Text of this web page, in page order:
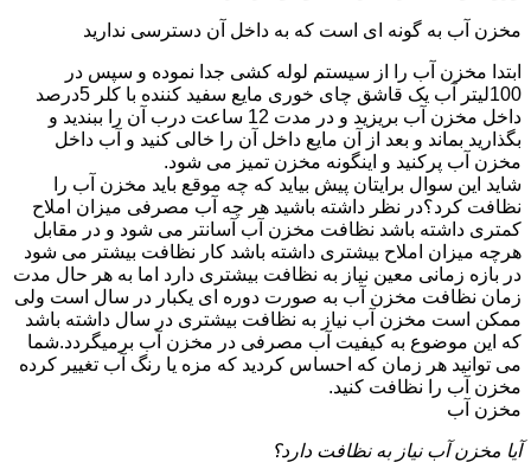
مخزن آب به گونه ای است که به داخل آن دسترسی ندارید
ابتدا مخزن آب را از سیستم لوله کشی جدا نموده و سپس در
100لیتر آب یک قاشق چای خوری مایع سفید کننده با کلر 5درصد
داخل مخزن آب بریزید و در مدت 12 ساعت درب آن را ببندید و
بگذارید بماند و بعد از آن مایع داخل آن را خالی کنید و آب داخل
مخزن آب پرکنید و اینگونه مخزن تمیز می شود.
شاید این سوال برایتان پیش بیاید که چه موقع باید مخزن آب را
نظافت کرد؟در نظر داشته باشید هر چه آب مصرفی میزان املاح
کمتری داشته باشد نظافت مخزن آب آسانتر می شود و در مقابل
هرچه میزان املاح بیشتری داشته باشد کار نظافت بیشتر می شود
در بازه زمانی معین نیاز به نظافت بیشتری دارد اما به هر حال مدت
زمان نظافت مخزن آب به صورت دوره ای یکبار در سال است ولی
ممکن است مخزن آب نیاز به نظافت بیشتری در سال داشته باشد
که این موضوع به کیفیت آب مصرفی در مخزن آب برمیگردد.شما
می توانید هر زمان که احساس کردید که مزه یا رنگ آب تغییر کرده
مخزن آب را نظافت کنید.
مخزن آب
آیا مخزن آب نیاز به نظافت دارد؟